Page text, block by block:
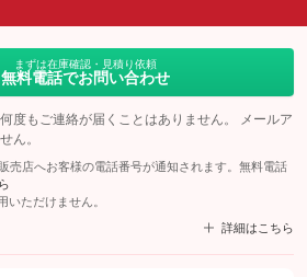
まずは在庫確認・見積り依頼
無料電話でお問い合わせ
度もご連絡が届くことはありません。 メールア
ん。
売店へお客様の電話番号が通知されます。無料電話
いただけません。
詳細はこちら